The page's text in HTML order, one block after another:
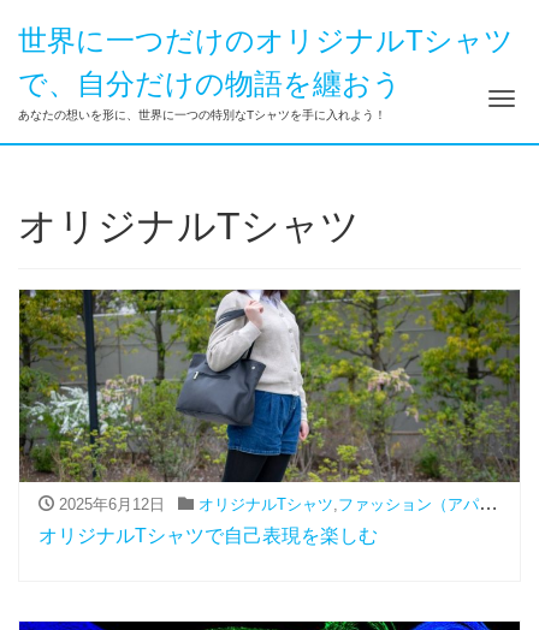
世界に一つだけのオリジナルTシャツ
で、自分だけの物語を纏おう
あなたの想いを形に、世界に一つの特別なTシャツを手に入れよう！ ナ
オリジナルTシャツ
2025年6月12日 オリジナルTシャツ,ファッション（アパレル関連）
オリジナルTシャツで自己表現を楽しむ